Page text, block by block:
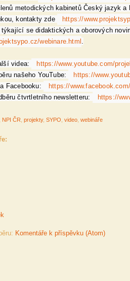
metodických kabinetů Český jazyk
kontakty zde
https://
se didaktických a oborových
webinare.html .
videa:
https://www.youtube.com/
našeho YouTube:
https://
Facebooku:
https://
čtvrtletního newsletteru:
https://
NPI ČR projekty, SYPO video webináře
Komentáře k příspěvku (Atom)